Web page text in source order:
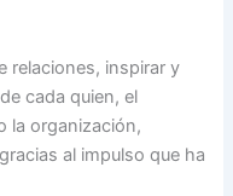
relaciones, inspirar y
cada quien, el
la organización,
al impulso que ha